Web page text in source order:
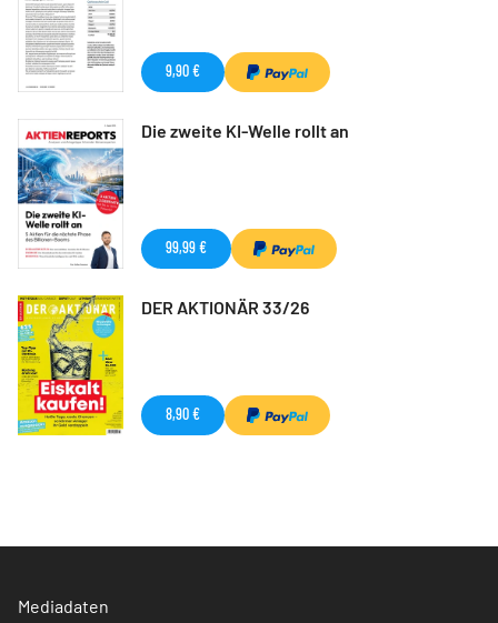
9,90 €
Die zweite KI-Welle rollt an
99,99 €
DER AKTIONÄR 33/26
8,90 €
Mediadaten